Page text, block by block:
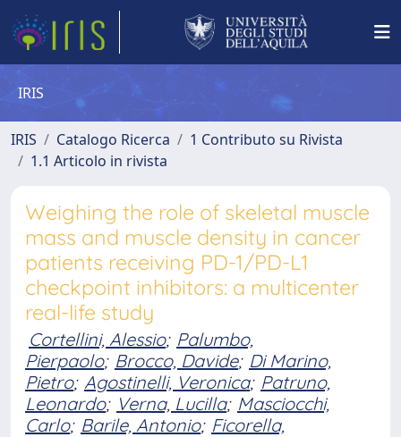
IRIS
IRIS Catalogo Ricerca
1 Contributo su Rivista
1.1 Articolo in rivista
Weighing the role of skeletal muscle
mass and muscle density in cancer
patients receiving PD-1/PD-L1
checkpoint inhibitors: a multicenter
real-life study
Cortellini, Alessio; Palumbo,
Pierpaolo; Brocco, Davide; Di Marino,
Pietro; Agostinelli, Veronica; Patruno,
Leonardo; Verna, Lucilla; Masciocchi,
Carlo; Barile, Antonio; Ficorella,